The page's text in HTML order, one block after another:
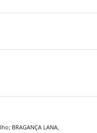
BRAGANÇA LANA,